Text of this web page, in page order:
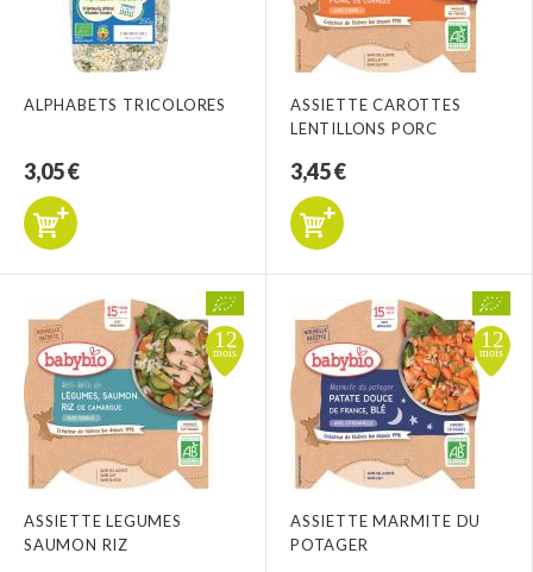
ALPHABETS TRICOLORES
3,05 €
ASSIETTE CAROTTES
LENTILLONS PORC
3,45 €
ASSIETTE LEGUMES
SAUMON RIZ
ASSIETTE MARMITE DU
POTAGER